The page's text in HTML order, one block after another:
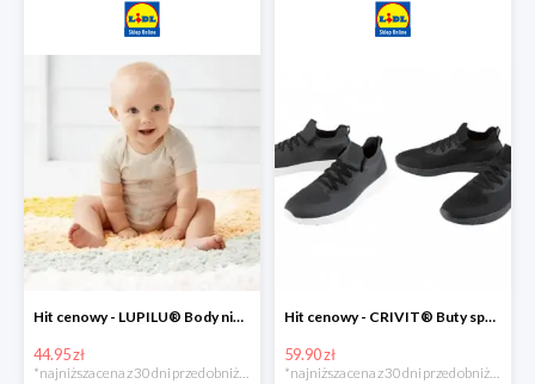
Hit cenowy - LUPILU® Body niemowlęce z biobawełny, z krótkim rękawem, 5 sztuk
44.95 zł
*najniższa cena z 30 dni przed obniżką
Hit cenowy - CRIVIT® Buty sportowe chłopięce WellWalk, 1 para
59.90 zł
*najniższa cena z 30 dni przed obniżką